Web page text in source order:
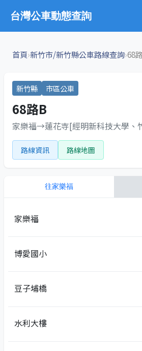
台灣公車動態查詢
首頁›新竹市/新竹縣公車路線查詢›68
新竹縣 市區公車
68路B
家樂福→蓮花寺[經明新科技大學、
路線資訊 路線地圖
往家樂福
家樂福
博愛國小
豆子埔橋
水利大樓